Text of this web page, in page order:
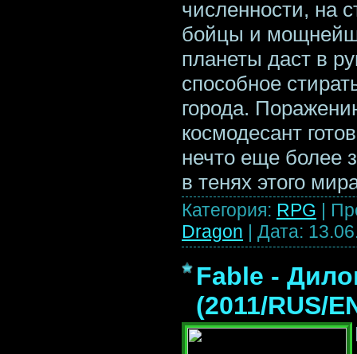
численности, на
бойцы и
планеты даст в
способное
города.
космодесант
нечто еще более
в тенях этого
Категория: RPG |
Dragon | Дата:
Fable -
(2011/RUS/